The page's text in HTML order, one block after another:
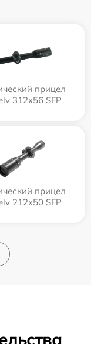
прицел
312x56 SFP
прицел
212x50 SFP